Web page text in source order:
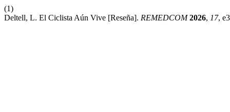
(1)
Deltell, L. El Ciclista Aún Vive [Reseña]. REMEDCOM 2026, 17,